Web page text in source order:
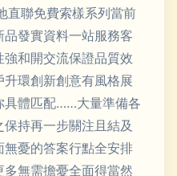
直聯免費索樣系列當前
發實資料一站服務客
和開交流保證品質效
環創新創意有風格展
具體匹配……大量準備各
持再一步關注且結及
憂的答案行點全安排
無需擔憂全面得當然